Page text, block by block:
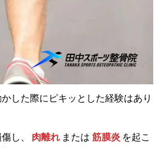
した際にピキッとした経験はあり
し、 肉離れ または 筋膜炎 を起こ